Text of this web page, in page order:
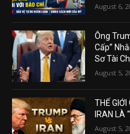
August 6,
Ông
Cấp”
Sơ Tài
August 5,
THẾ
IRAN LÀ
August 5,